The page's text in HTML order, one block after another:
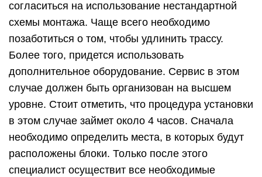
согласиться на использование нестандартной
схемы монтажа. Чаще всего необходимо
позаботиться о том, чтобы удлинить трассу.
Более того, придется использовать
дополнительное оборудование. Сервис в этом
случае должен быть организован на высшем
уровне. Стоит отметить, что процедура установки
в этом случае займет около 4 часов. Сначала
необходимо определить места, в которых будут
расположены блоки. Только после этого
специалист осуществит все необходимые